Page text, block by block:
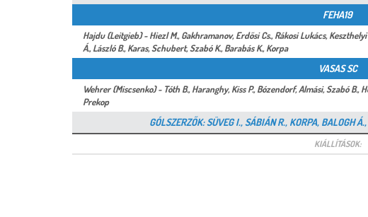
FEHA19
Hajdu (Leitgieb) - Hiezl M., Gakhramanov, Erdősi Cs., Rákosi Lukács,
Á., László B., Karas, Schubert, Szabó K., Barabás K., Korpa
VASAS SC
Wehrer (Miscsenko) - Tóth B., Haranghy, Kiss P., Bózendorf, Almási, Szabó B.,
Prekop
GÓLSZERZŐK: SÜVEG I., SÁBIÁN R., KORPA, BALOGH
KIÁLLÍTÁSOK: